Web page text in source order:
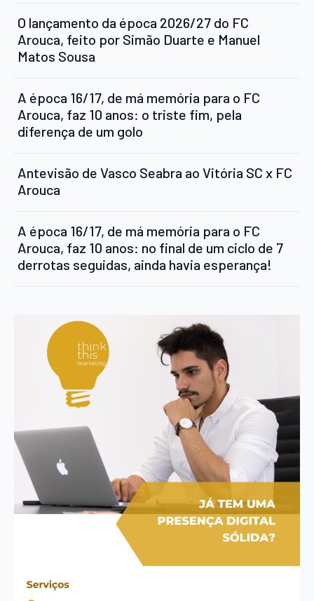
O lançamento da época 2026/27 do FC
Arouca, feito por Simão Duarte e Manuel
Matos Sousa
A época 16/17, de má memória para o FC
Arouca, faz 10 anos: o triste fim, pela
diferença de um golo
Antevisão de Vasco Seabra ao Vitória SC x FC
Arouca
A época 16/17, de má memória para o FC
Arouca, faz 10 anos: no final de um ciclo de 7
derrotas seguidas, ainda havia esperança!